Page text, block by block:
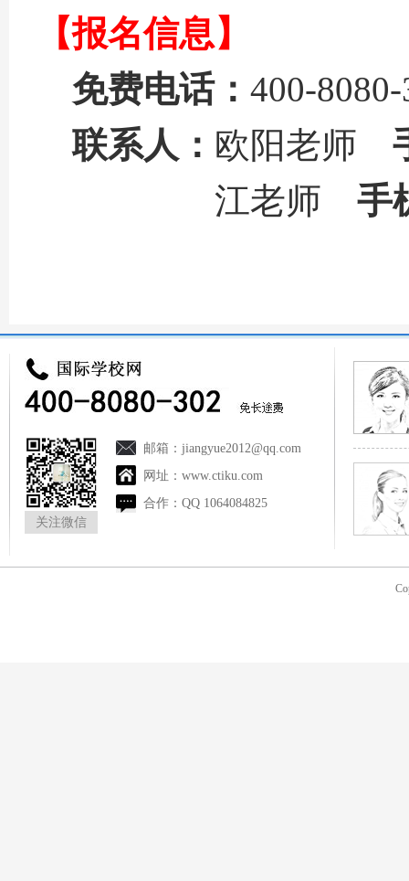
【报名信息】
免费电话： 400-
联系人： 欧阳老师
江老师 手
关注微信
邮箱： jiangyue2012@qq.com
网址： www.ctiku.com
合作： QQ 1064084825